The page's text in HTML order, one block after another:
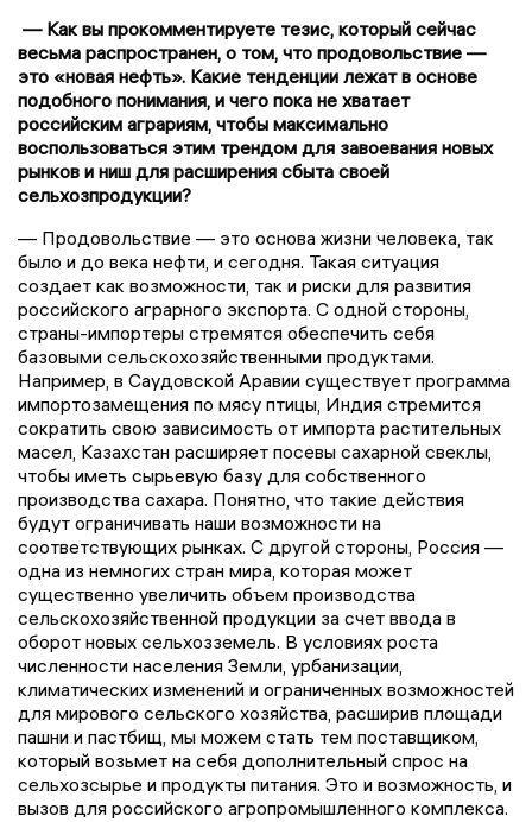
— Как вы прокомментируете тезис, который сейчас
весьма распространен, о том, что продовольствие —
это «новая нефть». Какие тенденции лежат в основе
подобного понимания, и чего пока не хватает
российским аграриям, чтобы максимально
воспользоваться этим трендом для завоевания новых
рынков и ниш для расширения сбыта своей
сельхозпродукции?
— Продовольствие — это основа жизни человека, так
было и до века нефти, и сегодня. Такая ситуация
создает как возможности, так и риски для развития
российского аграрного экспорта. С одной стороны,
страны-импортеры стремятся обеспечить себя
базовыми сельскохозяйственными продуктами.
Например, в Саудовской Аравии существует программа
импортозамещения по мясу птицы, Индия стремится
сократить свою зависимость от импорта растительных
масел, Казахстан расширяет посевы сахарной свеклы,
чтобы иметь сырьевую базу для собственного
производства сахара. Понятно, что такие действия
будут ограничивать наши возможности на
соответствующих рынках. С другой стороны, Россия —
одна из немногих стран мира, которая может
существенно увеличить объем производства
сельскохозяйственной продукции за счет ввода в
оборот новых сельхозземель. В условиях роста
численности населения Земли, урбанизации,
климатических изменений и ограниченных возможностей
для мирового сельского хозяйства, расширив площади
пашни и пастбищ, мы можем стать тем поставщиком,
который возьмет на себя дополнительный спрос на
сельхозсырье и продукты питания. Это и возможность, и
вызов для российского агропромышленного комплекса.